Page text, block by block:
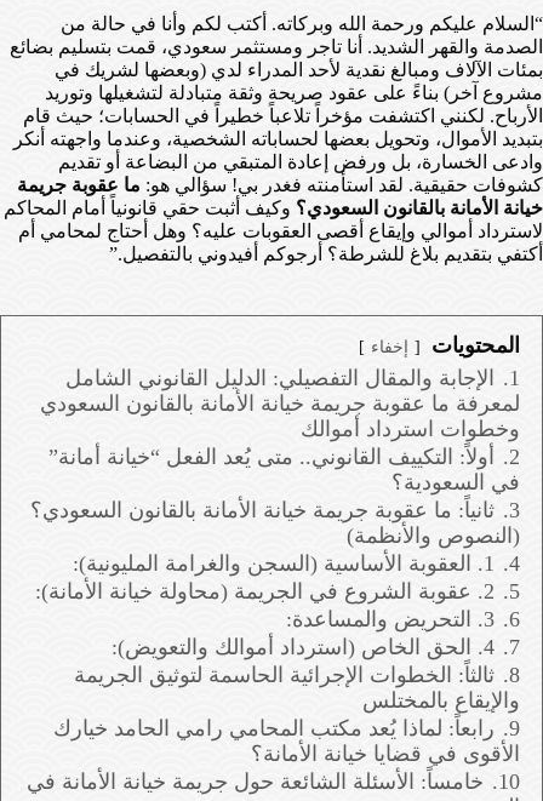
“السلام عليكم ورحمة الله وبركاته. أكتب لكم وأنا في حالة من
الصدمة والقهر الشديد. أنا تاجر ومستثمر سعودي، قمت بتسليم بضائع
بمئات الآلاف ومبالغ نقدية لأحد المدراء لدي (وبعضها لشريك في
مشروع آخر) بناءً على عقود صريحة وثقة متبادلة لتشغيلها وتوريد
الأرباح. لكنني اكتشفت مؤخراً تلاعباً خطيراً في الحسابات؛ حيث قام
بتبديد الأموال، وتحويل بعضها لحساباته الشخصية، وعندما واجهته أنكر
وادعى الخسارة، بل ورفض إعادة المتبقي من البضاعة أو تقديم
كشوفات حقيقية. لقد استأمنته فغدر بي! سؤالي هو: ما عقوبة جريمة
خيانة الأمانة بالقانون السعودي؟ وكيف أثبت حقي قانونياً أمام المحاكم
لاسترداد أموالي وإيقاع أقصى العقوبات عليه؟ وهل أحتاج لمحامي أم
أكتفي بتقديم بلاغ للشرطة؟ أرجوكم أفيدوني بالتفصيل.”
المحتويات إخفاء
1.
الإجابة والمقال التفصيلي: الدليل القانوني الشامل
لمعرفة ما عقوبة جريمة خيانة الأمانة بالقانون السعودي
وخطوات استرداد أموالك
2.
أولاً: التكييف القانوني.. متى يُعد الفعل “خيانة أمانة”
في السعودية؟
3. ثانياً: ما عقوبة جريمة خيانة الأمانة بالقانون السعودي؟
(النصوص والأنظمة)
4.
1. العقوبة الأساسية (السجن والغرامة المليونية):
5.
2. عقوبة الشروع في الجريمة (محاولة خيانة الأمانة):
6. 3. التحريض والمساعدة:
7.
4. الحق الخاص (استرداد أموالك والتعويض):
8. ثالثاً: الخطوات الإجرائية الحاسمة لتوثيق الجريمة
والإيقاع بالمختلس
9.
رابعاً: لماذا يُعد مكتب المحامي رامي الحامد خيارك
الأقوى في قضايا خيانة الأمانة؟
10.
خامساً: الأسئلة الشائعة حول جريمة خيانة الأمانة في